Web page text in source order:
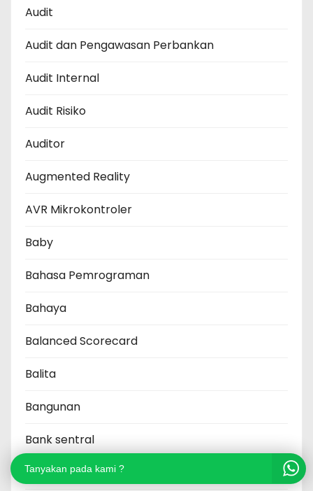
Audit
Audit dan Pengawasan Perbankan
Audit Internal
Audit Risiko
Auditor
Augmented Reality
AVR Mikrokontroler
Baby
Bahasa Pemrograman
Bahaya
Balanced Scorecard
Balita
Bangunan
Bank sentral
BANKING
Tanyakan pada kami ?